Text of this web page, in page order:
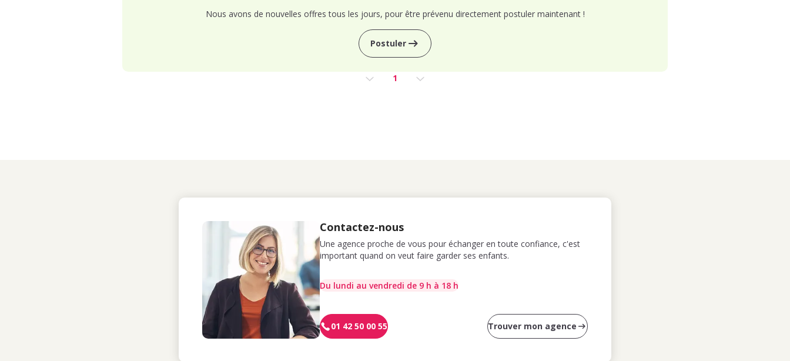
Nous avons de nouvelles offres tous les jours, pour être prévenu directement postuler maintenant !
Postuler
1
Contactez-nous
Une agence proche de vous pour échanger en toute confiance, c'est
important quand on veut faire garder ses enfants.
Du lundi au vendredi de 9 h à 18 h
01 42 50 00 55 Trouver mon agence